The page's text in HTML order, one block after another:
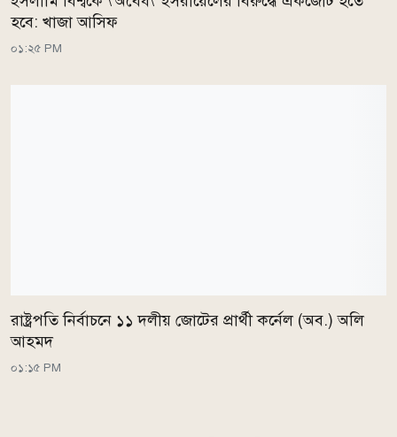
হবে: খাজা আসিফ
০১:২৫ PM
রাষ্ট্রপতি নির্বাচনে ১১ দলীয় জোটের প্রার্থী কর্নেল (অব.) অলি
আহমদ
০১:১৫ PM